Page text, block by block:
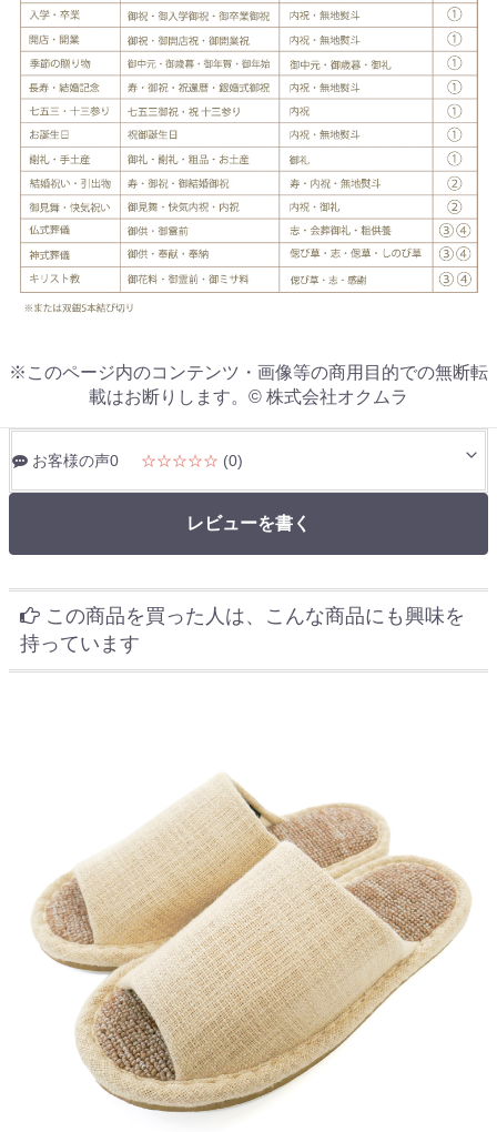
※このページ内のコンテンツ・画像等の商用目的での無断転
載はお断りします。© 株式会社オクムラ
お客様の声0 ☆☆☆☆☆ (0)
レビューを書く
この商品を買った人は、こんな商品にも興味を
持っています